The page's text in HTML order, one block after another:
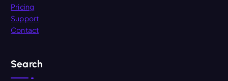
Pricing
Support
Contact
Search